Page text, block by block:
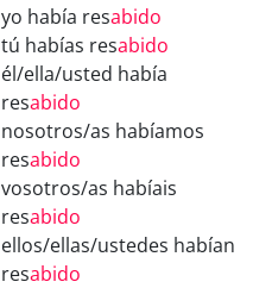
yo había resabido
tú habías resabido
él/ella/usted había
resabido
nosotros/as habíamos
resabido
vosotros/as habíais
resabido
ellos/ellas/ustedes habían
resabido